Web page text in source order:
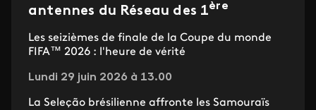
antennes du Réseau des 1ère
Les seizièmes de finale de la Coupe du monde
FIFA™ 2026 : l'heure de vérité
Lundi 29 juin 2026 à 13.00
La Seleção brésilienne affronte les Samouraïs